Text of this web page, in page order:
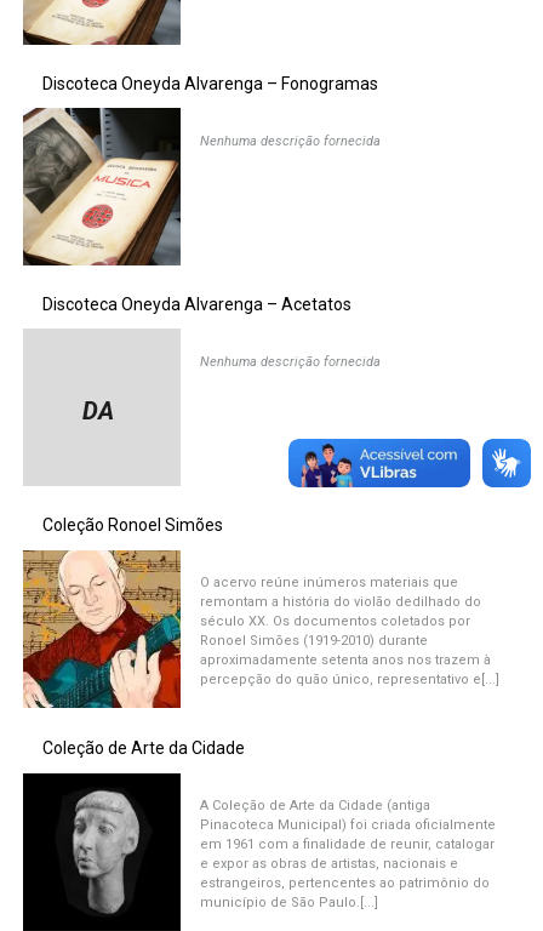
Discoteca Oneyda Alvarenga – Fonogramas
Nenhuma descrição fornecida
Discoteca Oneyda Alvarenga – Acetatos
DA
Nenhuma descrição fornecida
Coleção Ronoel Simões
O acervo reúne inúmeros materiais que
remontam a história do violão dedilhado do
século XX. Os documentos coletados por
Ronoel Simões (1919-2010) durante
aproximadamente setenta anos nos trazem à
percepção do quão único, representativo e[...]
Coleção de Arte da Cidade
A Coleção de Arte da Cidade (antiga
Pinacoteca Municipal) foi criada oficialmente
em 1961 com a finalidade de reunir, catalogar
e expor as obras de artistas, nacionais e
estrangeiros, pertencentes ao patrimônio do
município de São Paulo.[...]